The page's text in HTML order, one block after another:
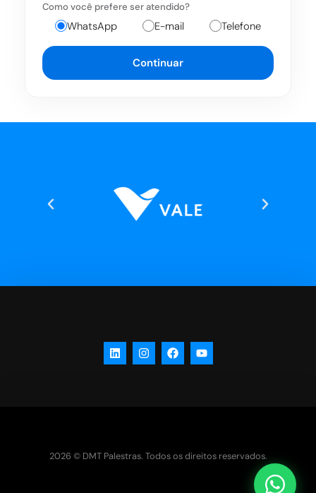
Como você prefere ser atendido?
WhatsApp E-mail Telefone
Continuar
2026 © DMT Palestras. Todos os direitos reservados.